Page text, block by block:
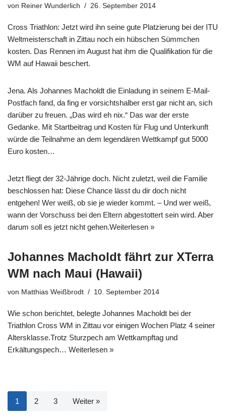
von Reiner Wunderlich 26. September 2014
Cross Triathlon: Jetzt wird ihn seine gute Platzierung bei der ITU
Weltmeisterschaft in Zittau noch ein hübschen Sümmchen
kosten. Das Rennen im August hat ihm die Qualifikation für die
WM auf Hawaii beschert.
Jena. Als Johannes Macholdt die Einladung in seinem E-Mail-
Postfach fand, da fing er vorsichtshalber erst gar nicht an, sich
darüber zu freuen. „Das wird eh nix.“ Das war der erste
Gedanke. Mit Startbeitrag und Kosten für Flug und Unterkunft
würde die Teilnahme an dem legendären Wettkampf gut 5000
Euro kosten…
Jetzt fliegt der 32-Jährige doch. Nicht zuletzt, weil die Familie
beschlossen hat: Diese Chance lässt du dir doch nicht
entgehen! Wer weiß, ob sie je wieder kommt. – Und wer weiß,
wann der Vorschuss bei den Eltern abgestottert sein wird. Aber
darum soll es jetzt nicht gehen.Weiterlesen »
Johannes Macholdt fährt zur XTerra
WM nach Maui (Hawaii)
von Matthias Weißbrodt 10. September 2014
Wie schon berichtet, belegte Johannes Macholdt bei der
Triathlon Cross WM in Zittau vor einigen Wochen Platz 4 seiner
Altersklasse.Trotz Sturzpech am Wettkampftag und
Erkältungspech… Weiterlesen »
1 2 3 Weiter »